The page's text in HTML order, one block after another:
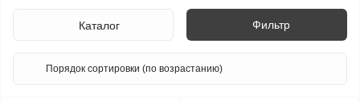
Фильтр
Каталог